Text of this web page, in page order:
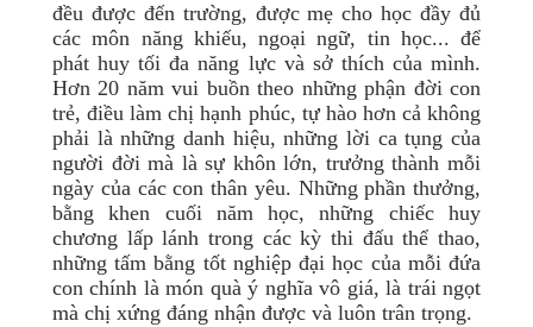
đều được đến trường, được mẹ cho học đầy đủ
các môn năng khiếu, ngoại ngữ, tin học... để
phát huy tối đa năng lực và sở thích của mình.
Hơn 20 năm vui buồn theo những phận đời con
trẻ, điều làm chị hạnh phúc, tự hào hơn cả không
phải là những danh hiệu, những lời ca tụng của
người đời mà là sự khôn lớn, trưởng thành mỗi
ngày của các con thân yêu. Những phần thưởng,
bằng khen cuối năm học, những chiếc huy
chương lấp lánh trong các kỳ thi đấu thể thao,
những tấm bằng tốt nghiệp đại học của mỗi đứa
con chính là món quà ý nghĩa vô giá, là trái ngọt
mà chị xứng đáng nhận được và luôn trân trọng.